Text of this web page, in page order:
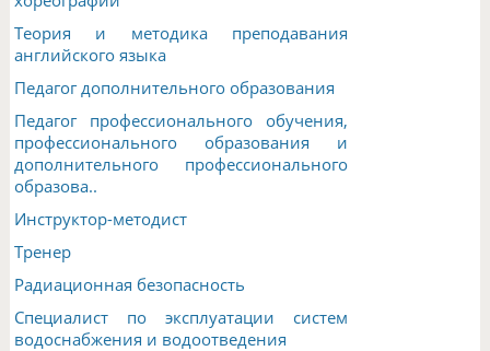
Теория и методика преподавания
английского языка
Педагог дополнительного образования
Педагог профессионального обучения,
профессионального образования и
дополнительного профессионального
образова..
Инструктор-методист
Тренер
Радиационная безопасность
Специалист по эксплуатации систем
водоснабжения и водоотведения